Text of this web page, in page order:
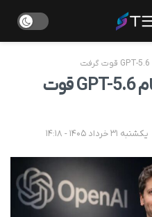
شایعات عرضه زودهنگام GPT-5.6 قوت
یکشنبه 31 خرداد 1405 - 14:18